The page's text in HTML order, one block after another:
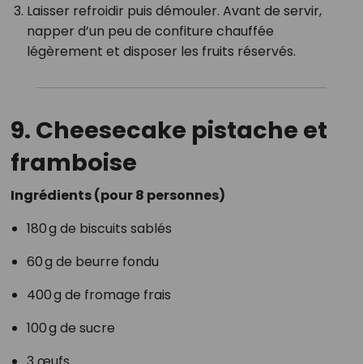
Laisser refroidir puis démouler. Avant de servir,
napper d’un peu de confiture chauffée
légèrement et disposer les fruits réservés.
9. Cheesecake pistache et
framboise
Ingrédients (pour 8 personnes)
180 g de biscuits sablés
60 g de beurre fondu
400 g de fromage frais
100 g de sucre